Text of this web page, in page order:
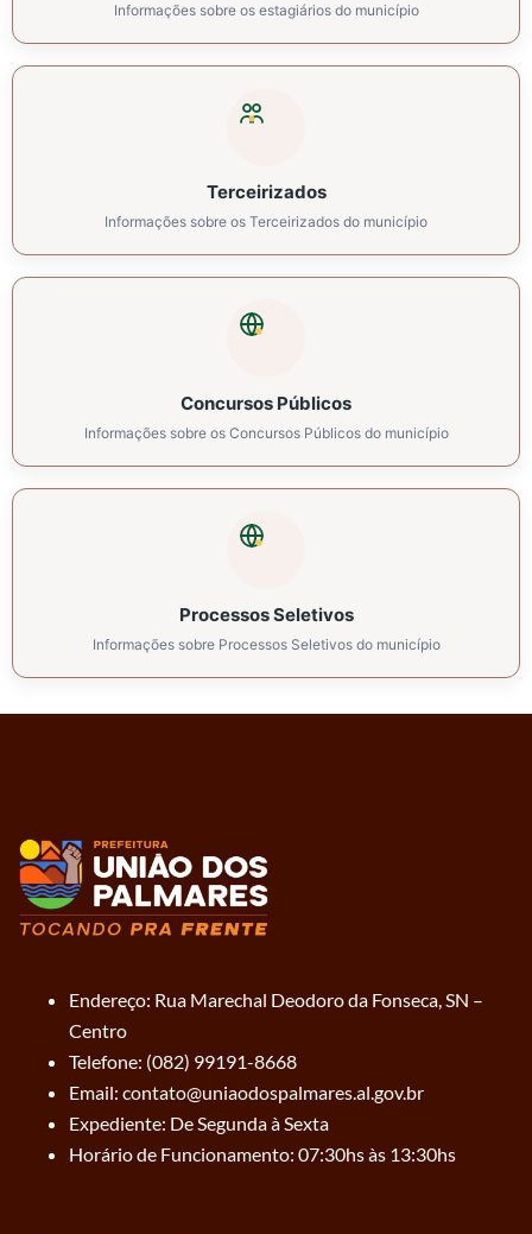
Informações sobre os estagiários do município
Terceirizados
Informações sobre os Terceirizados do município
Concursos Públicos
Informações sobre os Concursos Públicos do município
Processos Seletivos
Informações sobre Processos Seletivos do município
Endereço: Rua Marechal Deodoro da Fonseca, SN –
Centro
Telefone: (082) 99191-8668
Email: contato@uniaodospalmares.al.gov.br
Expediente: De Segunda à Sexta
Horário de Funcionamento: 07:30hs às 13:30hs